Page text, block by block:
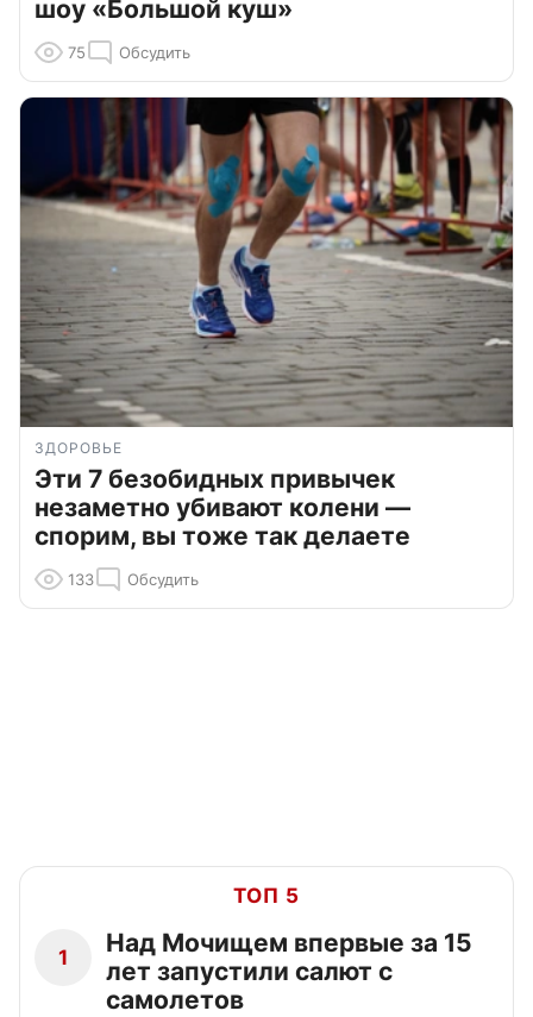
шоу «Большой куш»
75 Обсудить
ЗДОРОВЬЕ
Эти 7 безобидных привычек
незаметно убивают колени —
спорим, вы тоже так делаете
133 Обсудить
ТОП 5
1
Над Мочищем впервые за 15
лет запустили салют с
самолетов